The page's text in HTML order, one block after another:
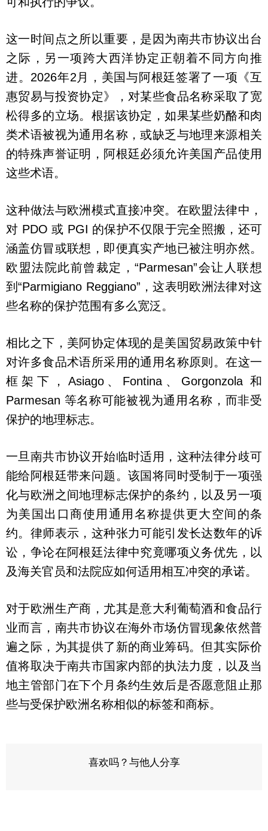
这一时间点之所以重要，是因为南共市协议出台
之际，另一项跨大西洋协定正朝着不同方向推
进。2026年2月，美国与阿根廷签署了一项《互
惠贸易与投资协定》，对某些食品名称采取了宽
松得多的立场。根据该协定，如果某些奶酪和肉
类术语被视为通用名称，或缺乏与地理来源相关
的特殊声誉证明，阿根廷必须允许美国产品使用
这些术语。
这种做法与欧洲模式直接冲突。在欧盟法律中，
对 PDO 或 PGI 的保护不仅限于完全照搬，还可
涵盖仿冒或联想，即便真实产地已被注明亦然。
欧盟法院此前曾裁定，“Parmesan”会让人联想
到“Parmigiano Reggiano”，这表明欧洲法律对这
些名称的保护范围有多么宽泛。
相比之下，美阿协定体现的是美国贸易政策中针
对许多食品术语所采用的通用名称原则。在这一
框架下，Asiago、Fontina、Gorgonzola 和
Parmesan 等名称可能被视为通用名称，而非受
保护的地理标志。
一旦南共市协议开始临时适用，这种法律分歧可
能给阿根廷带来问题。该国将同时受制于一项强
化与欧洲之间地理标志保护的条约，以及另一项
为美国出口商使用通用名称提供更大空间的条
约。律师表示，这种张力可能引发长达数年的诉
讼，争论在阿根廷法律中究竟哪项义务优先，以
及海关官员和法院应如何适用相互冲突的承诺。
对于欧洲生产商，尤其是意大利葡萄酒和食品行
业而言，南共市协议在海外市场仿冒现象依然普
遍之际，为其提供了新的商业筹码。但其实际价
值将取决于南共市国家内部的执法力度，以及当
地主管部门在下个月条约生效后是否愿意阻止那
些与受保护欧洲名称相似的标签和商标。
喜欢吗？与他人分享